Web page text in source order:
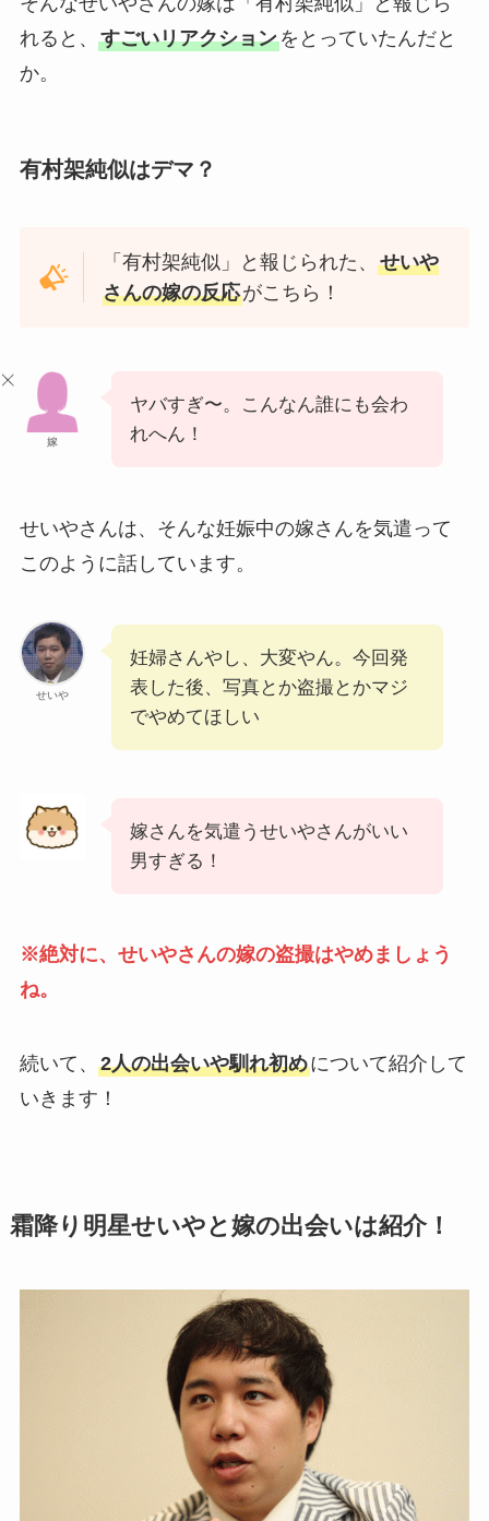
れると、 すごいリアクションをとっていたんだと
か。
有村架純似はデマ？
「有村架純似」と報じられた、せいや
さんの嫁の反応がこちら！
嫁
ヤバすぎ〜。こんなん誰にも会わ
れへん！
せいやさんは、そんな妊娠中の嫁さんを気遣って
このように話しています。
せいや
妊婦さんやし、大変やん。今回発
表した後、写真とか盗撮とかマジ
でやめてほしい
嫁さんを気遣うせいやさんがいい
男すぎる！
※絶対に、せいやさんの嫁の盗撮はやめましょう
ね。
続いて、 2人の出会いや馴れ初めについて紹介して
いきます！
霜降り明星せいやと嫁の出会いは紹介！